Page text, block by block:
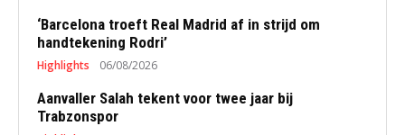
‘Barcelona troeft Real Madrid af in strijd om
handtekening Rodri’
Highlights 06/08/2026
Aanvaller Salah tekent voor twee jaar bij
Trabzonspor